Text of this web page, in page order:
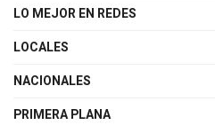
LO MEJOR EN REDES
LOCALES
NACIONALES
PRIMERA PLANA